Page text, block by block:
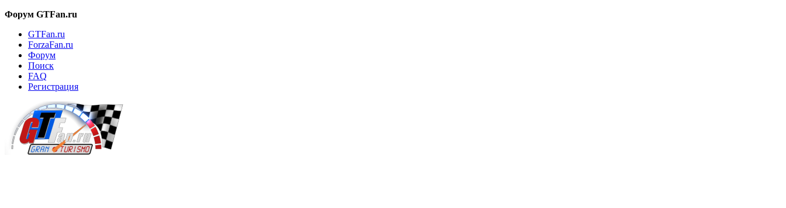
Форум GTFan.ru
GTFan.ru
ForzaFan.ru
Форум
Поиск
FAQ
Регистрация